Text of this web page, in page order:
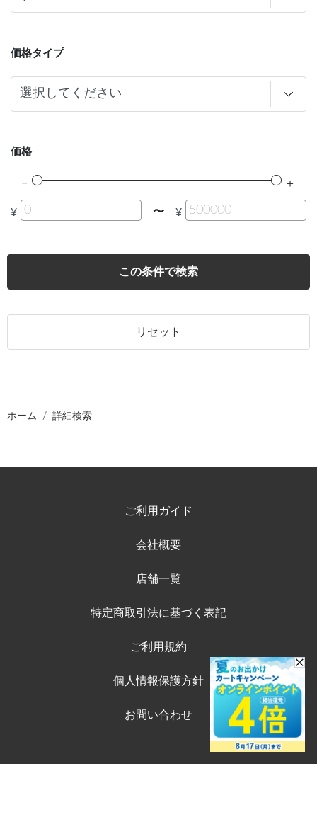
価格タイプ
価格
¥ 〜 ¥
この条件で検索
リセット
ホーム 詳細検索
ご利用ガイド
会社概要
店舗一覧
特定商取引法に基づく表記
ご利用規約
個人情報保護方針
お問い合わせ